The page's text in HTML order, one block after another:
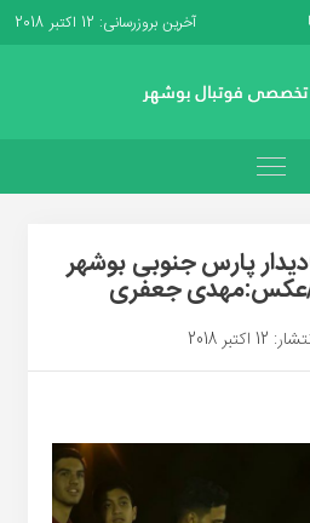
آخرین بروزرسانی: 12 اکتبر 2018
تصویری(۱)دیدار پارس جنوبی بوشهر
عکس:مهدی جعفری
2018